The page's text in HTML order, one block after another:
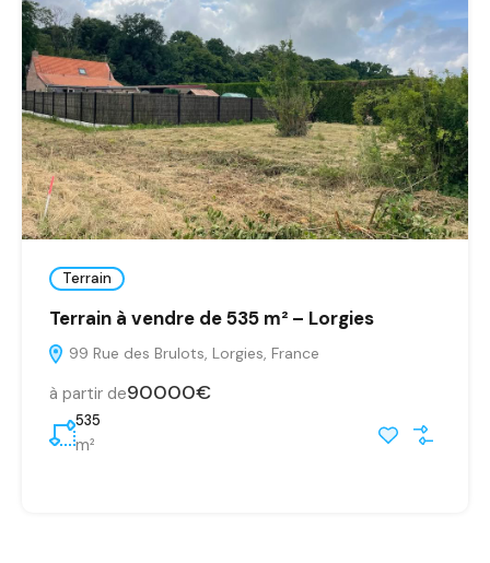
Terrain
Terrain à vendre de 535 m² – Lorgies
99 Rue des Brulots, Lorgies, France
à partir de90000€
535
m²